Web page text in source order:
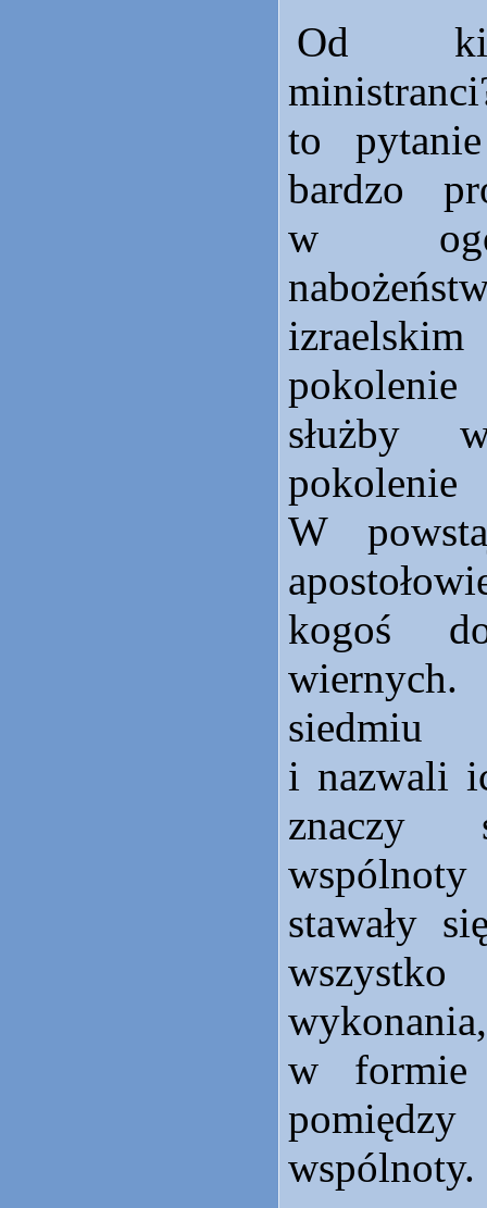
Od
to
bardzo
w
służby
W
kogoś
siedmiu
i nazwali
znaczy
stawały
w formie
pomiędzy
wspólnoty.